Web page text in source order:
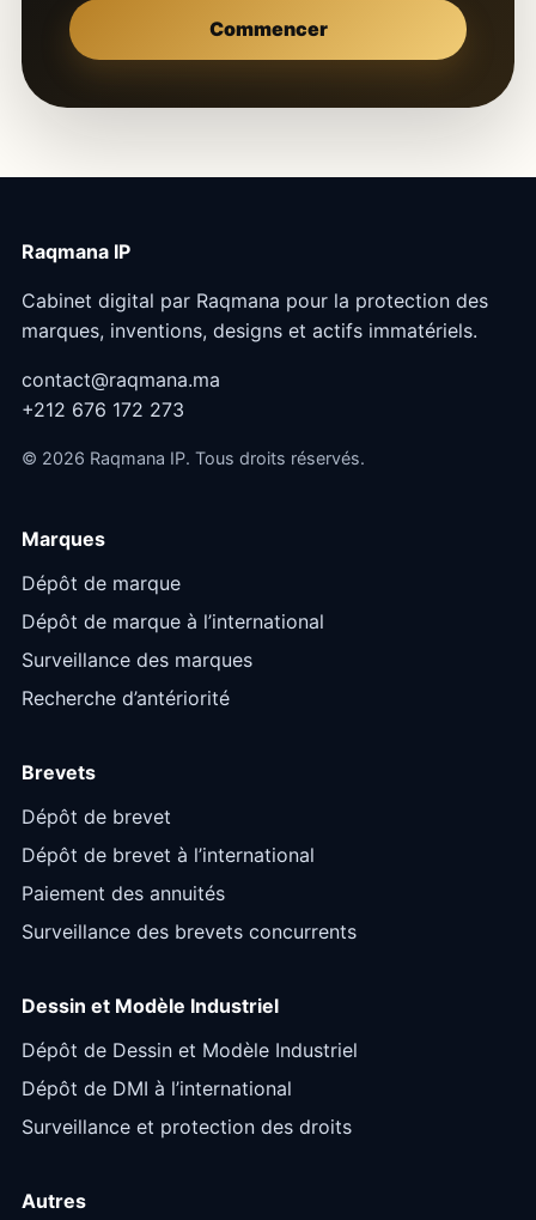
Commencer
Raqmana IP
Cabinet digital par Raqmana pour la protection des
marques, inventions, designs et actifs immatériels.
contact@raqmana.ma
+212 676 172 273
© 2026 Raqmana IP. Tous droits réservés.
Marques
Dépôt de marque
Dépôt de marque à l’international
Surveillance des marques
Recherche d’antériorité
Brevets
Dépôt de brevet
Dépôt de brevet à l’international
Paiement des annuités
Surveillance des brevets concurrents
Dessin et Modèle Industriel
Dépôt de Dessin et Modèle Industriel
Dépôt de DMI à l’international
Surveillance et protection des droits
Autres